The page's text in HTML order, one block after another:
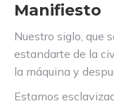
Manifiesto
Nuestro siglo, que
estandarte de la
la máquina y
Estamos